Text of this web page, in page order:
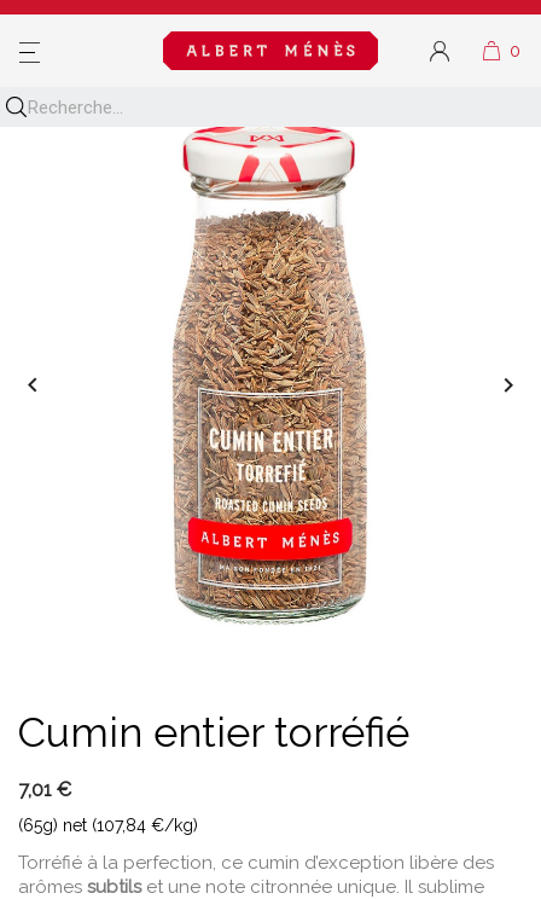
MENU
 
Cumin entier torréfié
7,01 €
(65g) net (107,84 €/kg)
Torréfié à la perfection, ce cumin d’exception libère des
arômes subtilset une note citronnée unique. Il sublime